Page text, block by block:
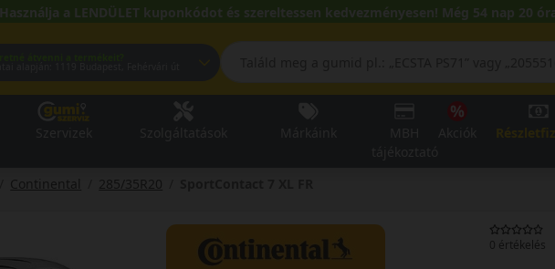
Használja a LENDÜLET kuponkódot és szereltessen kedvezményesen! Még 54 nap 20
Continental 285/35R20
0 értékelés